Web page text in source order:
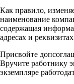
Как правило,
наименование
содержащая
адресах и
Присвойте
Вручите работнику
экземпляре